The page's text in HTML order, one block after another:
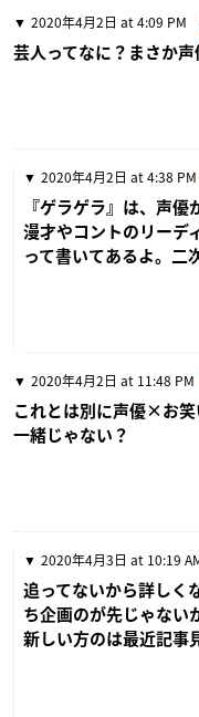
2020年4月2日 at 4:09 PM
芸人ってなに？まさか
2020年4月2日 at 4:38 PM
『ゲラゲラ』は、声
漫才やコントのリーデ
って書いてあるよ。二
2020年4月2日 at 11:48 PM
これとは別に声優×お
一緒じゃない？
2020年4月3日 at 10:19
追ってないから詳しく
ち企画のが先じゃない
新しい方のは最近記事